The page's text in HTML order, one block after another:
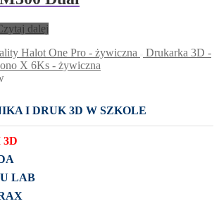
dalej
Halot One Pro - żywiczna
Drukarka 3D -
X 6Ks - żywiczna
I DRUK 3D W SZKOLE
LAB